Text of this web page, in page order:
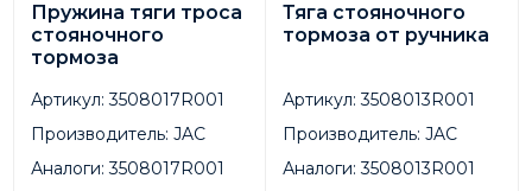
Пружина тяги троса
стояночного
тормоза
Артикул: 3508017R001
Производитель: JAC
Аналоги: 3508017R001
Тяга стояночного
тормоза от ручника
Артикул: 3508013R001
Производитель: JAC
Аналоги: 3508013R001